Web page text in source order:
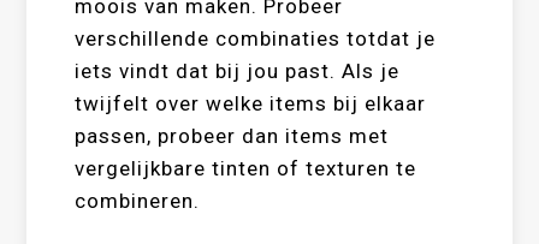
moois van maken. Probeer
verschillende combinaties totdat je
iets vindt dat bij jou past. Als je
twijfelt over welke items bij elkaar
passen, probeer dan items met
vergelijkbare tinten of texturen te
combineren.